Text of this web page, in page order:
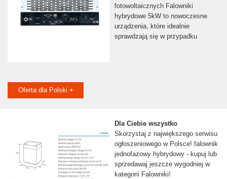
fotowoltaicznych Falowniki
hybrydowe 5kW to nowoczesne
urządzenia, które idealnie
sprawdzają się w przypadku
Oferta dla Polski +
Dla Ciebie wszystko
Skorzystaj z największego serwisu
ogłoszeniowego w Polsce! falownik
jednofazowy hybrydowy - kupuj lub
sprzedawaj jeszcze wygodniej w
kategorii Falowniki!